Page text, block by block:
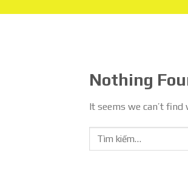
Nothing
It seems we can’t find